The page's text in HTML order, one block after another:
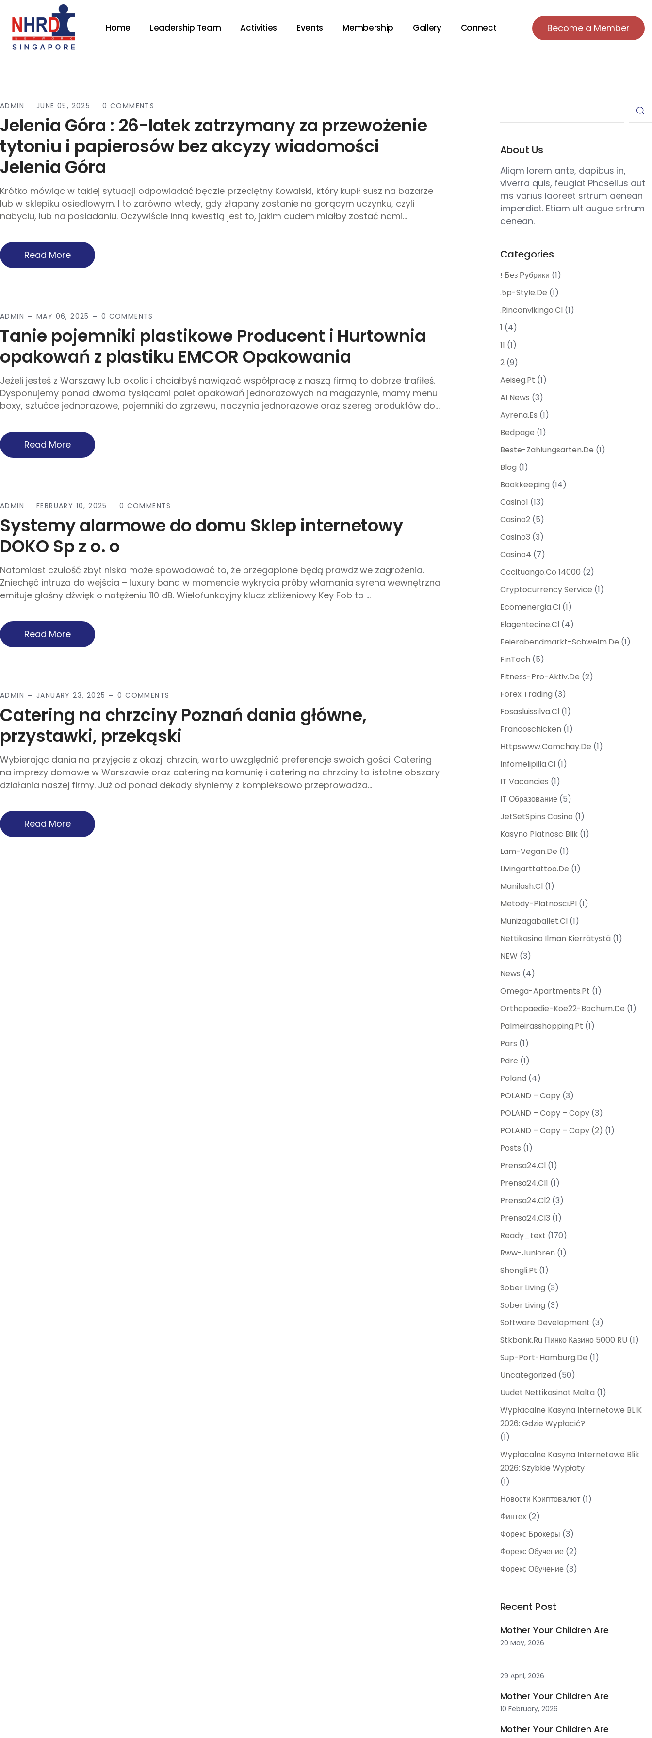
Home Leadership Team Activities Events Membership Gallery Connect Become a Member
ADMIN JUNE 05, 2025 0 COMMENTS
Jelenia Góra : 26-latek zatrzymany za przewożenie
tytoniu i papierosów bez akcyzy wiadomości
Jelenia Góra
Krótko mówiąc w takiej sytuacji odpowiadać będzie przeciętny Kowalski, który kupił susz na bazarze
lub w sklepiku osiedlowym. I to zarówno wtedy, gdy złapany zostanie na gorącym uczynku, czyli
nabyciu, lub na posiadaniu. Oczywiście inną kwestią jest to, jakim cudem miałby zostać nami...
Read More
ADMIN MAY 06, 2025 0 COMMENTS
Tanie pojemniki plastikowe Producent i Hurtownia
opakowań z plastiku EMCOR Opakowania
Jeżeli jesteś z Warszawy lub okolic i chciałbyś nawiązać współpracę z naszą firmą to dobrze trafiłeś.
Dysponujemy ponad dwoma tysiącami palet opakowań jednorazowych na magazynie, mamy menu
boxy, sztućce jednorazowe, pojemniki do zgrzewu, naczynia jednorazowe oraz szereg produktów do...
Read More
ADMIN FEBRUARY 10, 2025 0 COMMENTS
Systemy alarmowe do domu Sklep internetowy
DOKO Sp z o. o
Natomiast czułość zbyt niska może spowodować to, że przegapione będą prawdziwe zagrożenia.
Zniechęć intruza do wejścia – luxury band w momencie wykrycia próby włamania syrena wewnętrzna
emituje głośny dźwięk o natężeniu 110 dB. Wielofunkcyjny klucz zbliżeniowy Key Fob to ...
Read More
ADMIN JANUARY 23, 2025 0 COMMENTS
Catering na chrzciny Poznań dania główne,
przystawki, przekąski
Wybierając dania na przyjęcie z okazji chrzcin, warto uwzględnić preferencje swoich gości. Catering
na imprezy domowe w Warszawie oraz catering na komunię i catering na chrzciny to istotne obszary
działania naszej firmy. Już od ponad dekady słyniemy z kompleksowo przeprowadza...
Read More
About Us
Aliqm lorem ante, dapibus in,
viverra quis, feugiat Phasellus aut
ms varius laoreet srtrum aenean
imperdiet. Etiam ult augue srtrum
aenean.
Categories
! Без Рубрики (1)
.5p-Style.de (1)
.rinconvikingo.cl(1)
1 (4)
11 (1)
2(9)
Aeiseg.pt (1)
AI News (3)
Ayrena.es (1)
Bedpage (1)
Beste-Zahlungsarten.de (1)
Blog (1)
Bookkeeping (14)
Casino1 (13)
Casino2(5)
Casino3 (3)
Casino4 (7)
Cccituango.co 14000 (2)
Cryptocurrency Service (1)
Ecomenergia.cl(1)
Elagentecine.cl(4)
Feierabendmarkt-Schwelm.de (1)
FinTech (5)
Fitness-Pro-Aktiv.de (2)
Forex Trading (3)
Fosasluissilva.cl(1)
Francoschicken (1)
Httpswww.comchay.de (1)
Infomelipilla.cl(1)
IT Vacancies (1)
IT Образование(5)
JetSetSpins Casino (1)
Kasyno Platnosc Blik(1)
Lam-Vegan.de (1)
Livingarttattoo.de (1)
Manilash.cl(1)
Metody-Platnosci.pl(1)
Munizagaballet.cl(1)
Nettikasino Ilman Kierrätystä (1)
NEW (3)
News (4)
Omega-Apartments.pt (1)
Orthopaedie-Koe22-Bochum.de (1)
Palmeirasshopping.pt (1)
Pars (1)
Pdrc (1)
Poland (4)
POLAND – Copy(3)
POLAND – Copy – Copy(3)
POLAND – Copy – Copy (2) (1)
Posts (1)
Prensa24.cl(1)
Prensa24.cl1 (1)
Prensa24.cl2(3)
Prensa24.cl3 (1)
Ready_text (170)
Rww-Junioren (1)
Shengli.pt (1)
Sober Living (3)
Sober Living (3)
Software Development (3)
Stkbank.ru Пинко Казино 5000 RU (1)
Sup-Port-Hamburg.de (1)
Uncategorized (50)
Uudet Nettikasinot Malta (1)
Wypłacalne Kasyna Internetowe BLIK
2026: Gdzie Wypłacić?
(1)
Wypłacalne Kasyna Internetowe Blik
2026: Szybkie Wypłaty
(1)
Новости Криптовалют(1)
Финтех(2)
Форекс Брокеры (3)
Форекс Обучение(2)
Форекс Обучение(3)
Recent Post
Mother Your Children Are
20 May, 2026
29 April, 2026
Mother Your Children Are
10 February, 2026
Mother Your Children Are